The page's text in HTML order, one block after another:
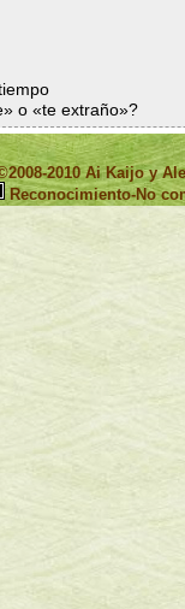
o «te extraño»?
2010 Ai Kaijo y
Reconocimiento-No